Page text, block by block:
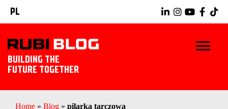
PL
BUILDING THE
FUTURE TOGETHER
START
Home » Blog » pilarka tarczowa